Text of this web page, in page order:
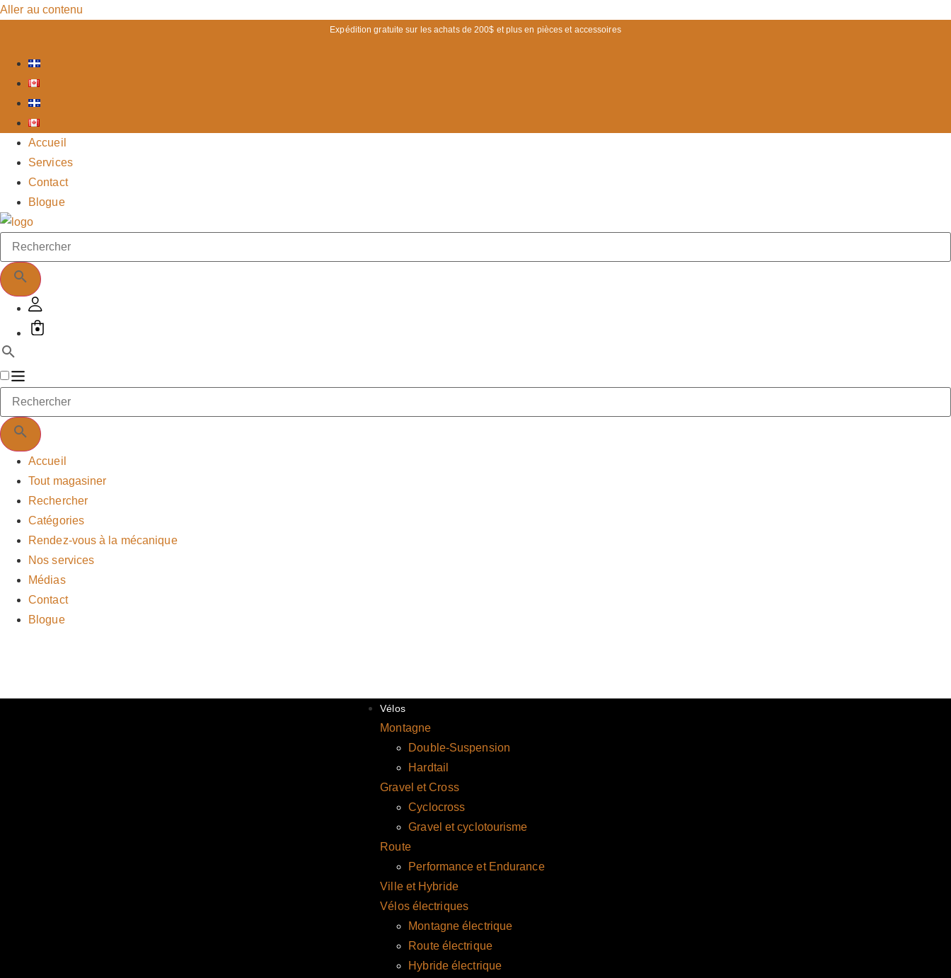
Aller au contenu
Expédition gratuite sur les achats de 200$ et plus en pièces et accessoires
Accueil
Services
Contact
Blogue
Accueil
Tout magasiner
Rechercher
Catégories
Rendez-vous à la mécanique
Nos services
Médias
Contact
Blogue
Vélos
Montagne
Double-Suspension
Hardtail
Gravel et Cross
Cyclocross
Gravel et cyclotourisme
Route
Performance et Endurance
Ville et Hybride
Vélos électriques
Montagne électrique
Route électrique
Hybride électrique